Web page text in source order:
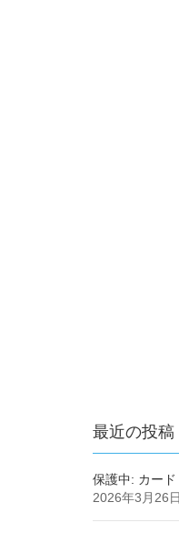
最近の投稿
保護中: カード
2026年3月26日